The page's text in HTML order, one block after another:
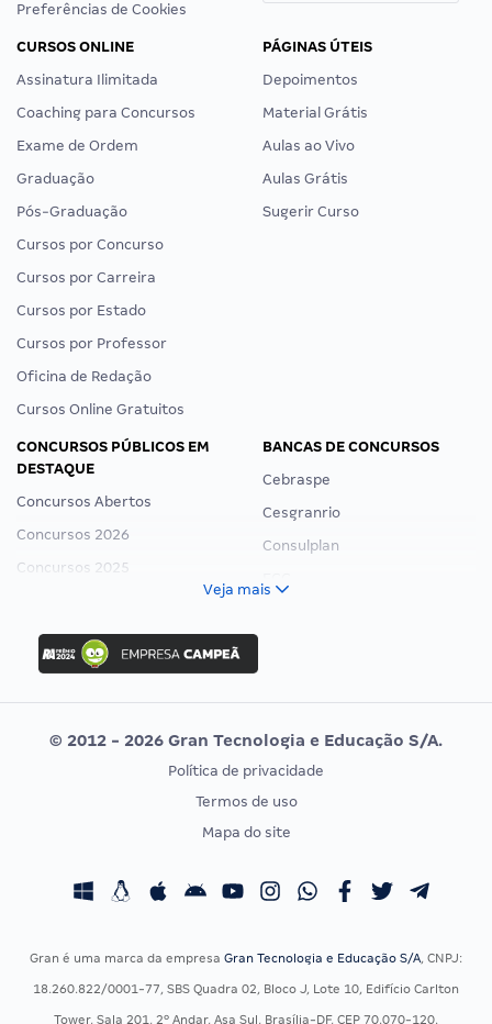
Preferências de Cookies
CURSOS ONLINE
Assinatura Ilimitada
Coaching para Concursos
Exame de Ordem
Graduação
Pós-Graduação
Cursos por Concurso
Cursos por Carreira
Cursos por Estado
Cursos por Professor
Oficina de Redação
Cursos Online Gratuitos
PÁGINAS ÚTEIS
Depoimentos
Material Grátis
Aulas ao Vivo
Aulas Grátis
Sugerir Curso
CONCURSOS PÚBLICOS EM
DESTAQUE
Concursos Abertos
Concursos 2026
Concursos 2025
Concurso Ibama
Concurso MPU
Editais publicados
BANCAS DE CONCURSOS
Cebraspe
Cesgranrio
Consulplan
Vunesp
CONCURSOS POR PROFISSÃO
Concursos Fiscais
Concursos Saúde
EXAME DE ORDEM
Calendário OAB
Veja mais
© 2012 - 2026 Gran Tecnologia e Educação S/A.
Política de privacidade
Termos de uso
Mapa do site
Gran é uma marca da empresa Gran Tecnologia e Educação S/A, CNPJ:
18.260.822/0001-77, SBS Quadra 02, Bloco J, Lote 10, Edifício Carlton
Tower, Sala 201, 2º Andar, Asa Sul, Brasília-DF, CEP 70.070-120.